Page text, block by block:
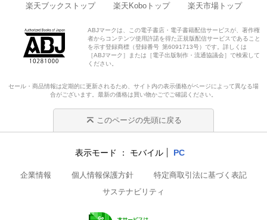
楽天ブックストップ 楽天Koboトップ 楽天市場トップ
ABJマークは、この電子書店・電子書籍配信サービスが、著作権
者からコンテンツ使用許諾を得た正規版配信サービスであること
を示す登録商標（登録番号 第6091713号）です。詳しくは
［ABJマーク］または［電子出版制作・流通協議会］で検索して
ください。
セール・商品情報は定期的に更新されるため、サイト内の表示価格がページによって異なる場
合がございます。最新の価格は買い物かごでご確認ください。
このページの先頭に戻る
表示モード モバイル PC
企業情報 個人情報保護方針
特定商取引法に基づく表記
サステナビリティ